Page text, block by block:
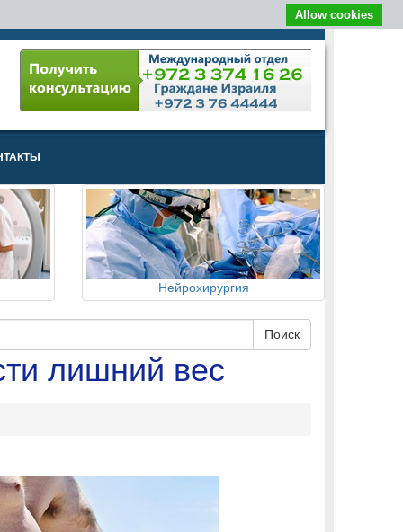
Нейрохирургия
лишний вес
Allow cookies